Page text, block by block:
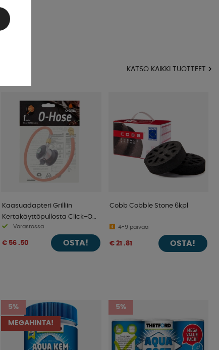
KATSO KAIKKI TUOTTEET
Kaasuadapteri Grilliin
Kertakäyttöpullosta Click-On
30mbar
Varastossa
€ 56 .50 OSTA!
Cobb Cobble Stone 6kpl
4-9 päivää
€ 21 .81 OSTA!
5%
MEGAHINTA!
5%